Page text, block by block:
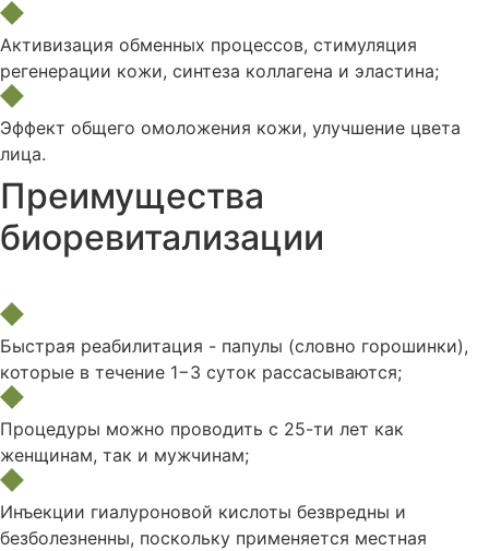
Активизация обменных процессов, стимуляция
регенерации кожи, синтеза коллагена и эластина;
Эффект общего омоложения кожи, улучшение цвета
лица.
Преимущества
биоревитализации
Быстрая реабилитация - папулы (словно горошинки),
которые в течение 1−3 суток рассасываются;
Процедуры можно проводить с 25-ти лет как
женщинам, так и мужчинам;
Инъекции гиалуроновой кислоты безвредны и
безболезненны, поскольку применяется местная